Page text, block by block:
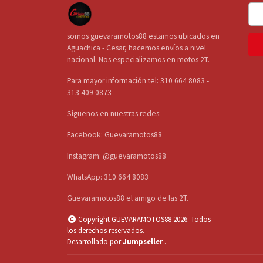
somos guevaramotos88 estamos ubicados en
Aguachica - Cesar, hacemos envíos a nivel
nacional. Nos especializamos en motos 2T.
Para mayor información tel: 310 664 8083 -
313 409 0873
Síguenos en nuestras redes:
Facebook: Guevaramotos88
Instagram: @guevaramotos88
WhatsApp: 310 664 8083
Guevaramotos88 el amigo de las 2T.
Copyright GUEVARAMOTOS88 2026. Todos
los derechos reservados.
Desarrollado porJumpseller .